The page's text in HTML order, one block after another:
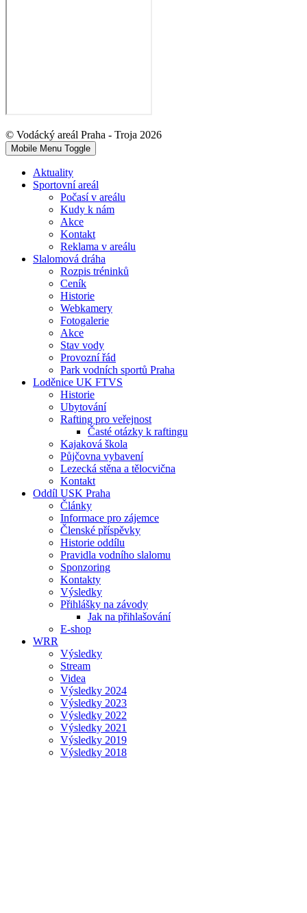
© Vodácký areál Praha - Troja 2026
Mobile Menu Toggle
Aktuality
Sportovní areál
Počasí v areálu
Kudy k nám
Akce
Kontakt
Reklama v areálu
Slalomová dráha
Rozpis tréninků
Ceník
Historie
Webkamery
Fotogalerie
Akce
Stav vody
Provozní řád
Park vodních sportů Praha
Loděnice UK FTVS
Historie
Ubytování
Rafting pro veřejnost
Časté otázky k raftingu
Kajaková škola
Půjčovna vybavení
Lezecká stěna a tělocvična
Kontakt
Oddíl USK Praha
Články
Informace pro zájemce
Členské příspěvky
Historie oddílu
Pravidla vodního slalomu
Sponzoring
Kontakty
Výsledky
Přihlášky na závody
Jak na přihlašování
E-shop
WRR
Výsledky
Stream
Videa
Výsledky 2024
Výsledky 2023
Výsledky 2022
Výsledky 2021
Výsledky 2019
Výsledky 2018